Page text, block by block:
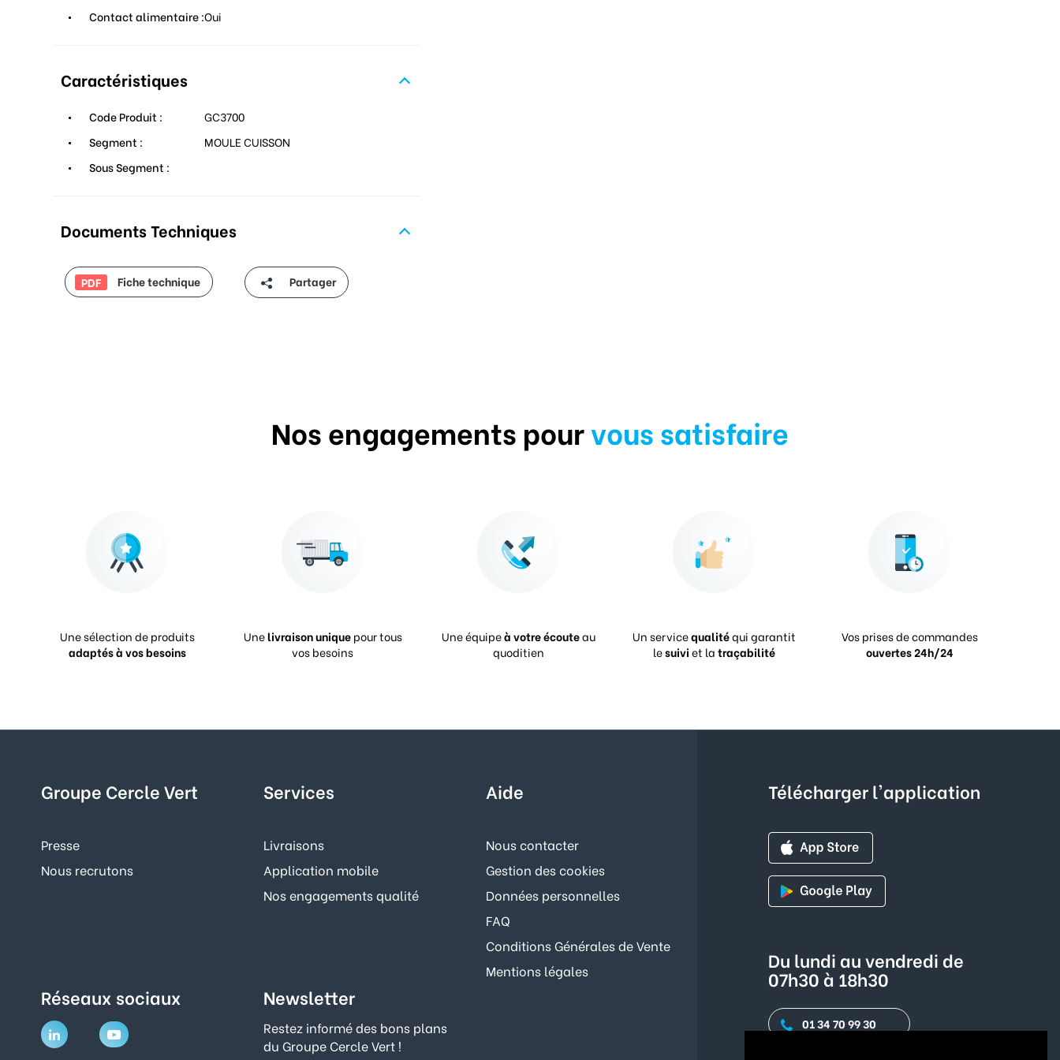
Contact alimentaire :Oui
Caractéristiques
Code Produit :
GC3700
Segment :
MOULE CUISSON
Sous Segment :
Documents Techniques
PDF Fiche technique Partager
Nos engagements pourvous satisfaire
Une sélection de produits
adaptés à vos besoins
Unelivraison uniquepour tous
vos besoins
Une équipeà votre écouteau
quoditien
Un servicequalitéqui garantit
lesuiviet latraçabilité
Vos prises de commandes
ouvertes 24h/24
Groupe Cercle Vert
Presse
Nous recrutons
Services
Livraisons
Application mobile
Nos engagements qualité
Aide
Nous contacter
Gestion des cookies
Données personnelles
FAQ
Conditions Générales de Vente
Mentions légales
Réseaux sociaux Newsletter
Restez informé des bons plans
du Groupe Cercle Vert !
Télécharger l'application
Du lundi au vendredi de
07h30 à 18h30
01 34 70 99 30